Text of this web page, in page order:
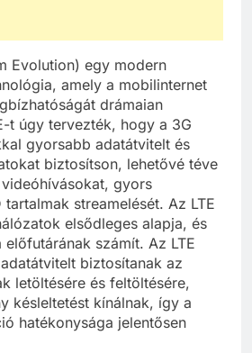
Evolution) egy modern
amely a mobilinternet
drámaian
t úgy tervezték, hogy a 3G
gyorsabb adatátvitelt és
biztosítson, lehetővé téve
gyors
streamelését. Az LTE
elsődleges alapja, és
számít. Az LTE
biztosítanak az
letöltésére és feltöltésére,
késleltetést kínálnak, így a
hatékonysága jelentősen